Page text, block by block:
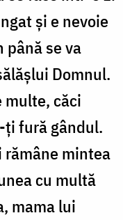
și e nevoie
se va
Domnul.
multe, căci
ți fură gândul.
mintea
cu multă
mama lui